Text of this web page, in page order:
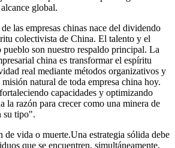
global.
las empresas chinas nace del dividendo
colectivista de China. El talento y el
pueblo son nuestro respaldo principal. La
china es transformar el espíritu
real mediante métodos organizativos y
natural de toda empresa china hoy.
capacidades y optimizando
la razón para crecer como una minera de
su tipo".
de vida o muerte.Una estrategia sólida debe
que se encuentren, simultáneamente,